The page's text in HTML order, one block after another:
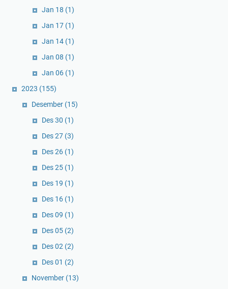
Jan 18 (1)
Jan 17 (1)
Jan 14 (1)
Jan 08 (1)
Jan 06 (1)
2023 (155)
Desember (15)
Des 30 (1)
Des 27 (3)
Des 26 (1)
Des 25 (1)
Des 19 (1)
Des 16 (1)
Des 09 (1)
Des 05 (2)
Des 02 (2)
Des 01 (2)
November (13)